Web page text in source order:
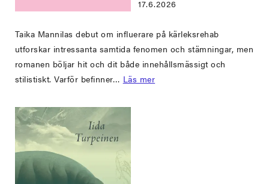
17.6.2026
Taika Mannilas debut om influerare på kärleksrehab
utforskar intressanta samtida fenomen och stämningar, men
romanen böljar hit och dit både innehållsmässigt och
stilistiskt. Varför befinner… Läs mer